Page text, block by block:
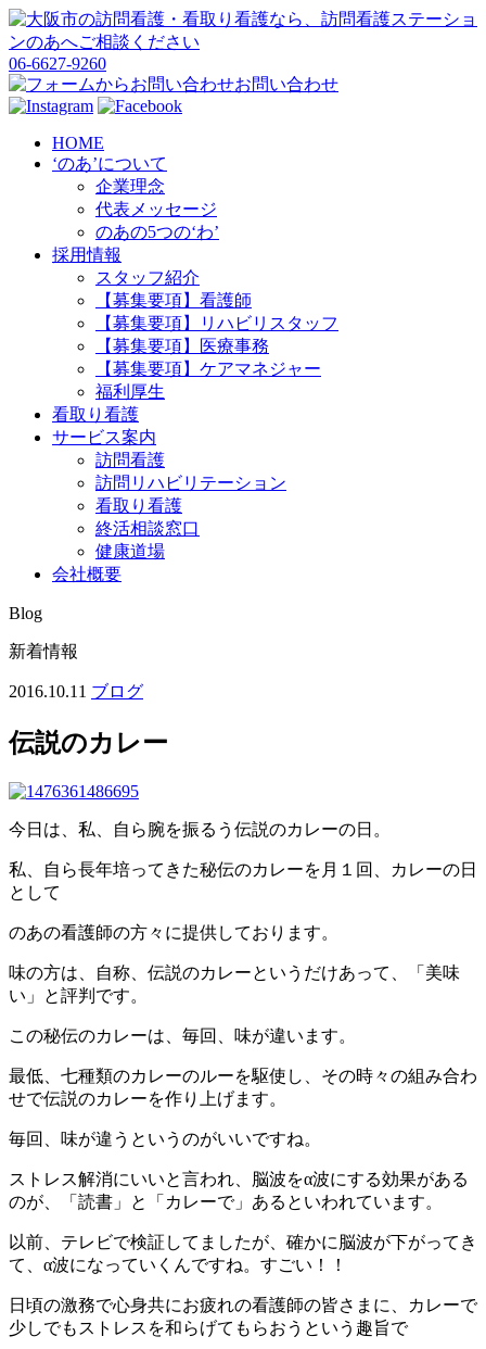
06-6627-9260
お問い合わせ
HOME
‘のあ’について
企業理念
代表メッセージ
のあの5つの‘わ’
採用情報
スタッフ紹介
【募集要項】看護師
【募集要項】リハビリスタッフ
【募集要項】医療事務
【募集要項】ケアマネジャー
福利厚生
看取り看護
サービス案内
訪問看護
訪問リハビリテーション
看取り看護
終活相談窓口
健康道場
会社概要
Blog
新着情報
2016.10.11 ブログ
伝説のカレー
今日は、私、自ら腕を振るう伝説のカレーの日。
私、自ら長年培ってきた秘伝のカレーを月１回、カレーの日
として
のあの看護師の方々に提供しております。
味の方は、自称、伝説のカレーというだけあって、「美味
い」と評判です。
この秘伝のカレーは、毎回、味が違います。
最低、七種類のカレーのルーを駆使し、その時々の組み合わ
せで伝説のカレーを作り上げます。
毎回、味が違うというのがいいですね。
ストレス解消にいいと言われ、脳波をα波にする効果がある
のが、「読書」と「カレーで」あるといわれています。
以前、テレビで検証してましたが、確かに脳波が下がってき
て、α波になっていくんですね。すごい！！
日頃の激務で心身共にお疲れの看護師の皆さまに、カレーで
少しでもストレスを和らげてもらおうという趣旨で